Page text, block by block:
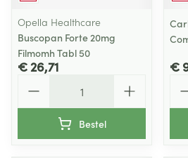
Opella Healthcare
Buscopan Forte 20mg
Filmomh Tabl 50
€ 26,71
Bestel
€